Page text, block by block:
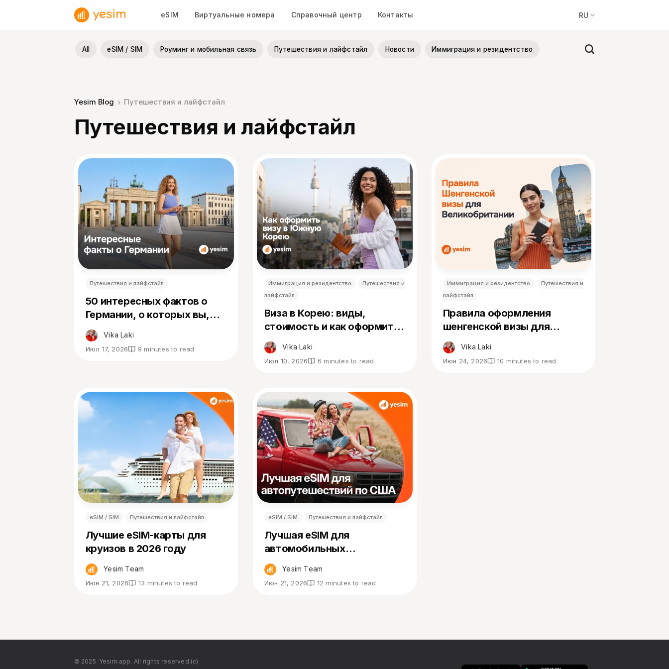
eSIM Виртуальные номера Справочный центр Контакты RU
All eSIM / SIM Роуминг и мобильная связь Путешествия и лайфстайл Новости Иммиграция и резидентство
Yesim Blog Путешествия и лайфстайл
Путешествия и лайфстайл
Путешествия и лайфстайл
50 интересных фактов о
Германии, о которых вы,
вероятно, не знали
Vika Laki
Июл 17, 2026 9 minutes to read
Иммиграция и резидентство
Путешествия и
лайфстайл
Виза в Корею: виды,
стоимость и как оформить
в 2026
Vika Laki
Июл 10, 2026 6 minutes to read
Иммиграция и резидентство
Путешествия и
лайфстайл
Правила оформления
шенгенской визы для
жителей Великобритании в
2026 году
Vika Laki
Июн 24, 2026 10 minutes to read
eSIM / SIM Путешествия и лайфстайл
Лучшие eSIM-карты для
круизов в 2026 году
Yesim Team
Июн 21, 2026 13 minutes to read
eSIM / SIM Путешествия и лайфстайл
Лучшая eSIM для
автомобильных
путешествий по США в
2026 году
Yesim Team
Июн 21, 2026 12 minutes to read
© 2025 Yesim.app. All rights reserved.(c)